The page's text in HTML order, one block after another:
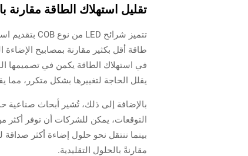
تقليل استهلاك الطاقة مقارنة
طاقة أقل بكثير مقارنة بمصابيح الإضاءة
في استهلاك الطاقة يكمن في تصميمها
يقلل الحاجة لتغييرها بشكل متكرر، مما
مقارنةً بالحلول التقليدية.